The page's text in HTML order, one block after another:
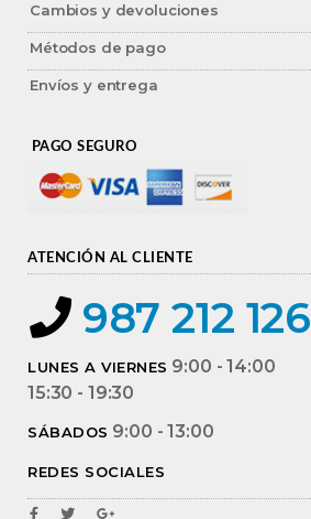
Cambios y devoluciones
Métodos de pago
Envíos y entrega
PAGO SEGURO
ATENCIÓN AL CLIENTE
987 212 126
LUNES A VIERNES 9:00 - 14:00
15:30 - 19:30
SÁBADOS 9:00 - 13:00
REDES SOCIALES